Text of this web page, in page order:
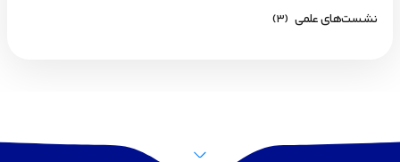
نشست‌های علمی (3)